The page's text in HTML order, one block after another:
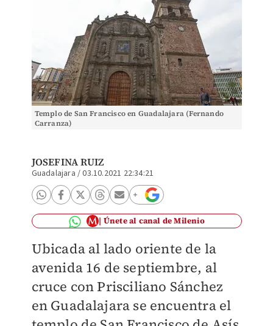
Templo de San Francisco en Guadalajara (Fernando
Carranza)
JOSEFINA RUIZ
Guadalajara /03.10.2021 22:34:21
Únete al canal de Milenio
Ubicada al lado oriente de la
avenida 16 de septiembre, al
cruce con Prisciliano Sánchez
en Guadalajara se encuentra el